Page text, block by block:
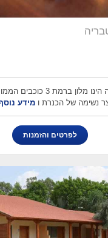
מלון סי הוטל טבריה הינו
נשימה של הכנרת ומידע
לפרטים והזמנות